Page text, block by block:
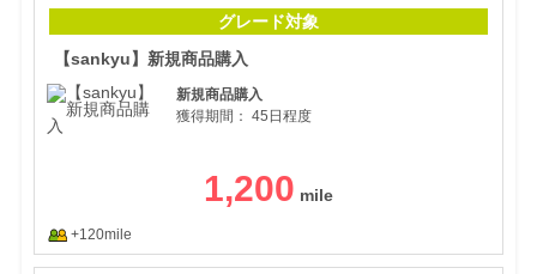
グレード対象
【sankyu】新規商品購入
新規商品購入
獲得期間： 45日程度
1,200
+120mile